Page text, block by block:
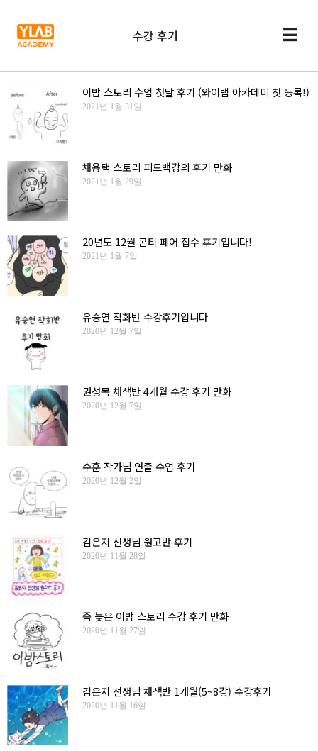
수강 후기
이밤 스토리 수업 첫달 후기 (와이랩 아카데미 첫 등록!)
2021년 1월 31일
채용택 스토리 피드백강의 후기 만화
2021년 1월 29일
20년도 12월 콘티 페어 접수 후기입니다!
2021년 1월 7일
유승연 작화반 수강후기입니다
2020년 12월 7일
권성목 채색반 4개월 수강 후기 만화
2020년 12월 7일
수훈 작가님 연출 수업 후기
2020년 12월 2일
김은지 선생님 원고반 후기
2020년 11월 28일
좀 늦은 이밤 스토리 수강 후기 만화
2020년 11월 27일
김은지 선생님 채색반 1개월(5~8강) 수강후기
2020년 11월 16일